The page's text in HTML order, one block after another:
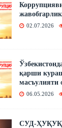
02.07.2026
қарши
масъулияти
06.05.2026
СУД-